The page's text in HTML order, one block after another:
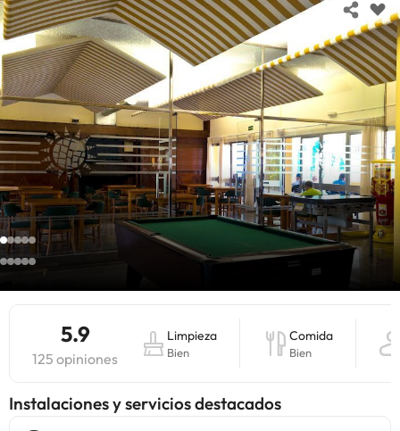
5.9
125 opiniones
Limpieza
Bien
Comida
Bien
Instalaciones y servicios destacados